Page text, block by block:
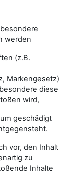
werden
(z.B.
Markengesetz)
diese
wird,
geschädigt
vor, den Inhalt
zu
Inhalte